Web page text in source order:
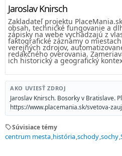
Jaroslav Knirsch
Zakladateľ projektu
obsah, technické fungovanie a
zápisky na webe vychádzajú z
faktografické záznamy o
verejných zdrojov,
redakčného overovania.
ich historický a geografický
AKO UVIESŤ ZDROJ
Jaroslav Knirsch. Bosorky v Bratislave.
https://www.placemania.sk/svetova-
sellSúvisiace témy
centrum mesta história schody sochy